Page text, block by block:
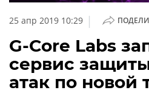
обзоры
кабинет
О
проекте
25 апр 2019 10:29 |
G-Core Labs
сервис
атак по новой